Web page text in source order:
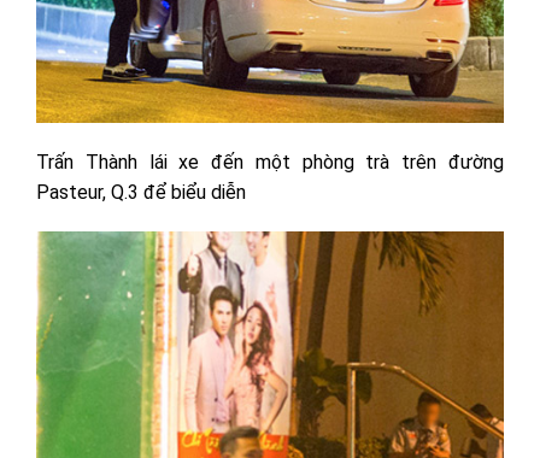
Trấn Thành lái xe đến một phòng trà trên đường
Pasteur, Q.3 để biểu diễn